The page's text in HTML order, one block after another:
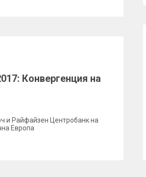
Конвергенция на
и Райфайзен Центробанк на
Европа